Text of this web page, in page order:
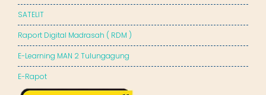
SATELIT
Raport Digital Madrasah ( RDM )
E-Learning MAN 2 Tulungagung
E-Rapot